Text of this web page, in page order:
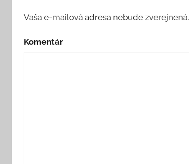
Vaša e-mailová adresa nebude zverejnená.
Komentár